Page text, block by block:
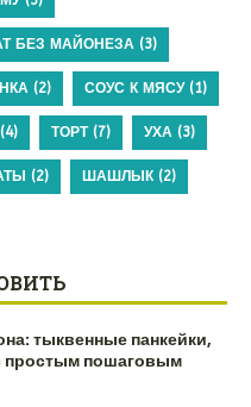
БЕЗ МАЙОНЕЗА (3)
(2) СОУС К МЯСУ(1)
(4) ТОРТ(7) УХА (3)
(2) ШАШЛЫК (2)
тыквенные панкейки,
простым пошаговым